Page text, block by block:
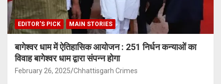
EDITOR'S PICK MAIN STORIES
बागेश्वर धाम में ऐतिहासिक आयोजन : 251 निर्धन कन्याओं का
विवाह बागेश्वर धाम द्वारा संपन्न होगा
February 26, 2025 Chhattisgarh Crimes